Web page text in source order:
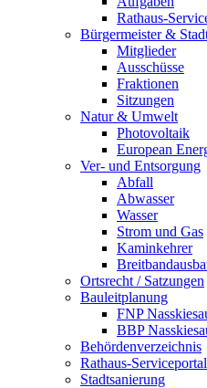
Rathaus-
Bürgermeister &
Mitglieder
Ausschüsse
Fraktionen
Sitzungen
Natur & Umwelt
Photovoltaik
European
Ver- und Entsorgung
Abfall
Abwasser
Wasser
Strom und Gas
Kaminkehrer
Ortsrecht / Satzungen
Bauleitplanung
FNP
BBP
Behördenverzeichnis
Rathaus-
Stadtsanierung